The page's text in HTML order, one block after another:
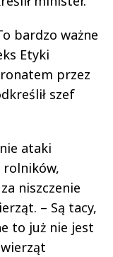
bardzo ważne
Etyki
przez
szef
ataki
niszczenie
– Są tacy,
to już nie jest